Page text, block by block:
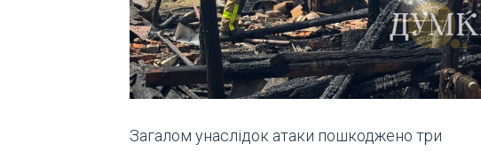
Загалом унаслідок атаки пошкоджено три